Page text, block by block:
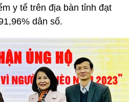
y tế trên địa bàn tỉnh đạt
dân số.